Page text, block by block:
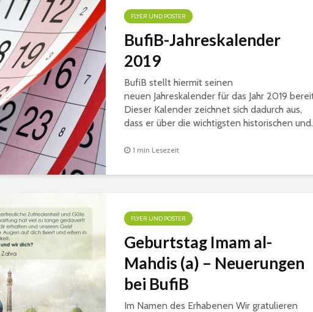
FLYER UND POSTER
BufiB-Jahreskalender
2019
BufiB stellt hiermit seinen
neuen Jahreskalender für das Jahr 2019
Dieser Kalender zeichnet sich dadurch aus,
dass er über die wichtigsten historischen
1 min Lesezeit
FLYER UND POSTER
Geburtstag Imam al-
Mahdis (a) – Neuerungen
bei BufiB
Im Namen des Erhabenen Wir gratulieren